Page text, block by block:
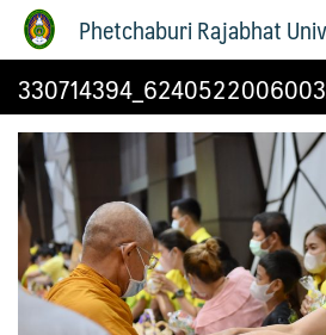
Phetchaburi Rajabhat